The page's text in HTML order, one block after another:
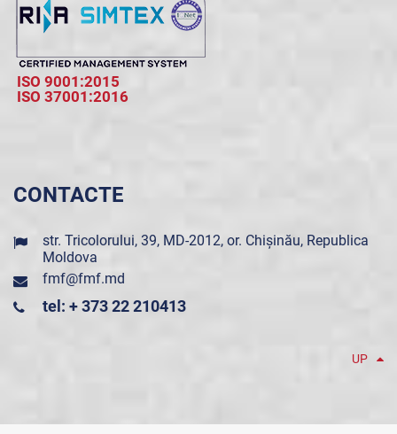
ISO 9001:2015
ISO 37001:2016
CONTACTE
str. Tricolorului, 39, MD-2012, or. Chișinău, Republica
Moldova
fmf@fmf.md
tel: + 373 22 210413
UP